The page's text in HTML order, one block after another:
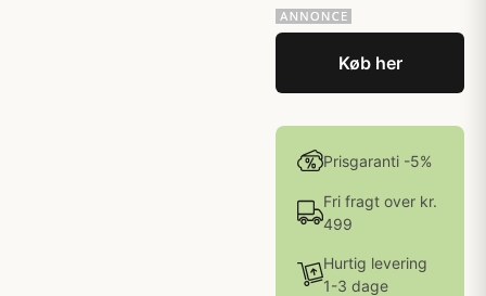
Køb her
Prisgaranti -5%
Fri fragt over kr.
499
Hurtig levering
1-3 dage